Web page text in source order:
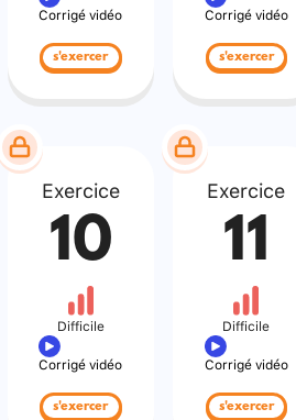
Corrigé vidéo
s'exercer
Corrigé vidéo
s'exercer
Exercice
10
Difficile
Corrigé vidéo
s'exercer
Exercice
11
Difficile
Corrigé vidéo
s'exercer